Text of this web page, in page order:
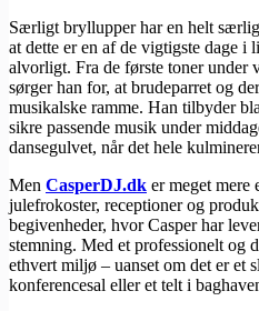
Særligt bryllupper har en helt
at dette er en af de vigtigste dage i
alvorligt. Fra de første toner under
sørger han for, at brudeparret og
musikalske ramme. Han tilbyder
sikre passende musik under
dansegulvet, når det hele
Men ​CasperDJ.dk er meget mere
julefrokoster, receptioner og
begivenheder, hvor Casper har
stemning. Med et professionelt og
ethvert miljø – uanset om det er et
konferencesal eller et telt i